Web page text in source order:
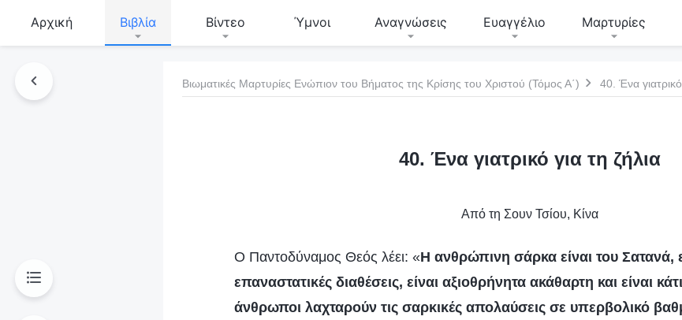
Αρχική Βιβλία Βίντεο Ύμνοι Αναγνώσεις Ευαγγέλιο Μαρτυρίες
Βιωματικές Μαρτυρίες Ενώπιον του Βήματος της Κρίσης του Χριστού (Τόμος Α΄) 40. Ένα
40. Ένα γιατρικό για τη ζήλια
Από τη Σουν Τσίου, Κίνα
Ο Παντοδύναμος Θεός λέει: «Η ανθρώπινη σάρκα είναι του Σατανά,
επαναστατικές διαθέσεις, είναι αξιοθρήνητα ακάθαρτη και είναι
άνθρωποι λαχταρούν τις σαρκικές απολαύσεις σε υπερβολικό